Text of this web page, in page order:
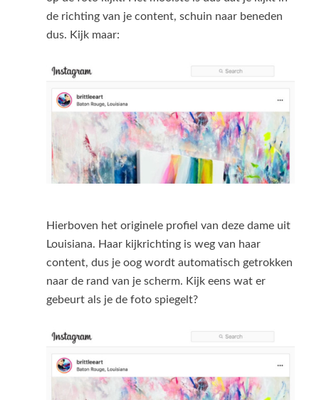
de richting van je content, schuin naar beneden
dus. Kijk maar:
Hierboven het originele profiel van deze dame uit
Louisiana. Haar kijkrichting is weg van haar
content, dus je oog wordt automatisch getrokken
naar de rand van je scherm. Kijk eens wat er
gebeurt als je de foto spiegelt?